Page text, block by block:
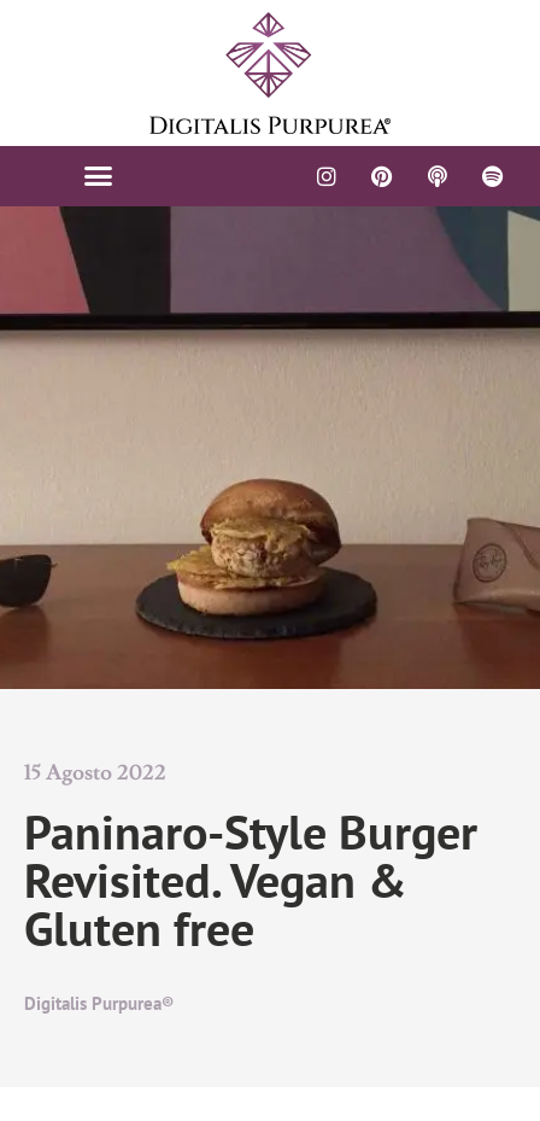
15 Agosto 2022
Paninaro-Style Burger
Revisited. Vegan &
Gluten free
Digitalis Purpurea®